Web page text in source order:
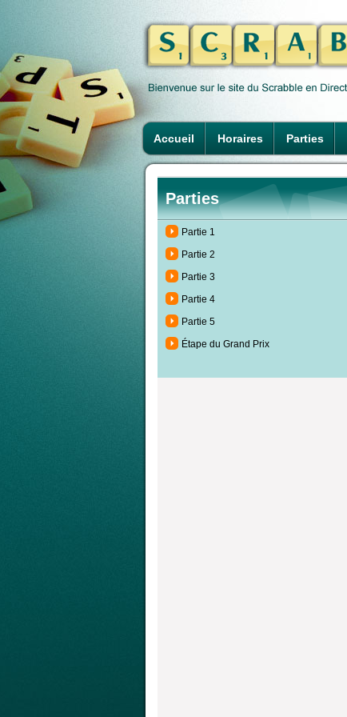
Accueil Horaires Parties
Parties
Partie 1
Partie 2
Partie 3
Partie 4
Partie 5
Étape du Grand Prix